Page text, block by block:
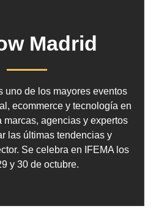
Madrid
uno de los mayores eventos
ecommerce y tecnología en
marcas, agencias y expertos
las últimas tendencias y
Se celebra en IFEMA los
y 30 de octubre.